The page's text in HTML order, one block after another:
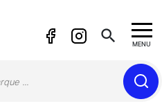
search MENU